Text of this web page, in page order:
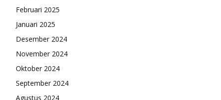
Februari 2025
Januari 2025
Desember 2024
November 2024
Oktober 2024
September 2024
Agustus 2024